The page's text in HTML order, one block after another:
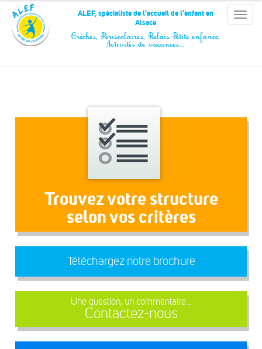
Panneau de gestion des cookies
Toggle
ALEF, spécialiste de l'accueil de l'enfant en
Alsace
Crèches, Périscolaires, Relais Petite enfance,
Activités de vacances…
Trouvez votre structure
selon vos critères
Téléchargez notre brochure
Une question, un commentaire...
Contactez-nous